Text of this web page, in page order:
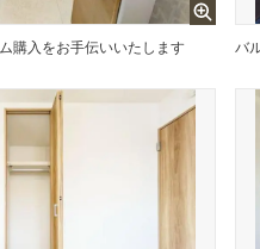
購入をお手伝いいたします バ